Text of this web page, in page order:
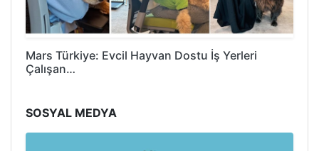
Mars Türkiye: Evcil Hayvan Dostu İş Yerleri
Çalışan…
SOSYAL MEDYA